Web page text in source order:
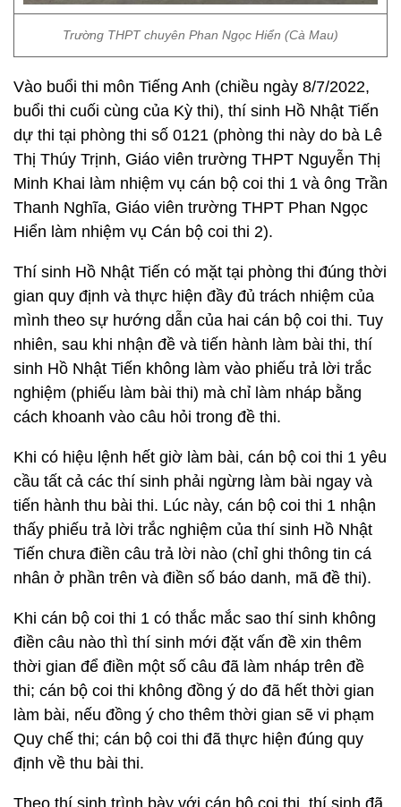
Trường THPT chuyên Phan Ngọc Hiển (Cà Mau)
Vào buổi thi môn Tiếng Anh (chiều ngày 8/7/2022,
buổi thi cuối cùng của Kỳ thi), thí sinh Hồ Nhật Tiến
dự thi tại phòng thi số 0121 (phòng thi này do bà Lê
Thị Thúy Trịnh, Giáo viên trường THPT Nguyễn Thị
Minh Khai làm nhiệm vụ cán bộ coi thi 1 và ông Trần
Thanh Nghĩa, Giáo viên trường THPT Phan Ngọc
Hiển làm nhiệm vụ Cán bộ coi thi 2).
Thí sinh Hồ Nhật Tiến có mặt tại phòng thi đúng thời
gian quy định và thực hiện đầy đủ trách nhiệm của
mình theo sự hướng dẫn của hai cán bộ coi thi. Tuy
nhiên, sau khi nhận đề và tiến hành làm bài thi, thí
sinh Hồ Nhật Tiến không làm vào phiếu trả lời trắc
nghiệm (phiếu làm bài thi) mà chỉ làm nháp bằng
cách khoanh vào câu hỏi trong đề thi.
Khi có hiệu lệnh hết giờ làm bài, cán bộ coi thi 1 yêu
cầu tất cả các thí sinh phải ngừng làm bài ngay và
tiến hành thu bài thi. Lúc này, cán bộ coi thi 1 nhận
thấy phiếu trả lời trắc nghiệm của thí sinh Hồ Nhật
Tiến chưa điền câu trả lời nào (chỉ ghi thông tin cá
nhân ở phần trên và điền số báo danh, mã đề thi).
Khi cán bộ coi thi 1 có thắc mắc sao thí sinh không
điền câu nào thì thí sinh mới đặt vấn đề xin thêm
thời gian để điền một số câu đã làm nháp trên đề
thi; cán bộ coi thi không đồng ý do đã hết thời gian
làm bài, nếu đồng ý cho thêm thời gian sẽ vi phạm
Quy chế thi; cán bộ coi thi đã thực hiện đúng quy
định về thu bài thi.
Theo thí sinh trình bày với cán bộ coi thi, thí sinh đã